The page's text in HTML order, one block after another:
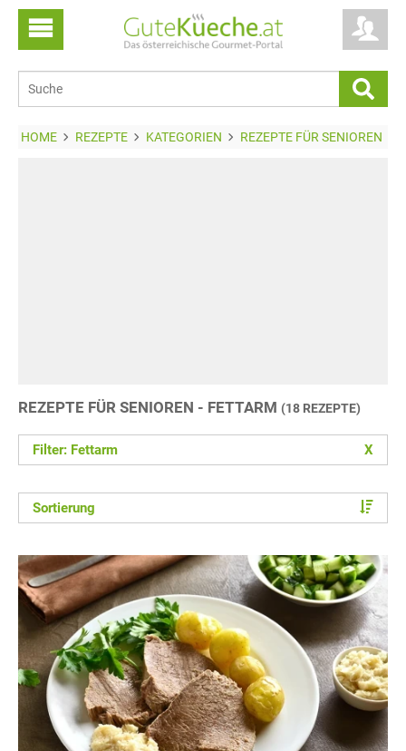
HOME REZEPTE KATEGORIEN REZEPTE FÜR SENIOREN
REZEPTE FÜR SENIOREN - FETTARM (18 REZEPTE)
Filter: Fettarm X
Sortierung